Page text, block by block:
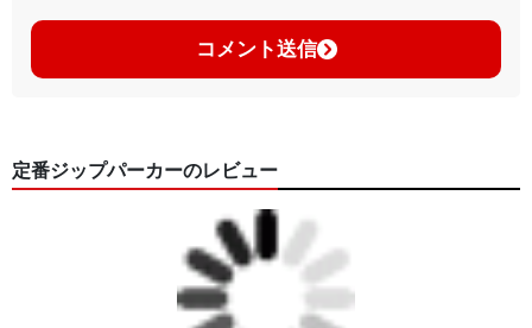
コメント送信
定番ジップパーカーのレビュー